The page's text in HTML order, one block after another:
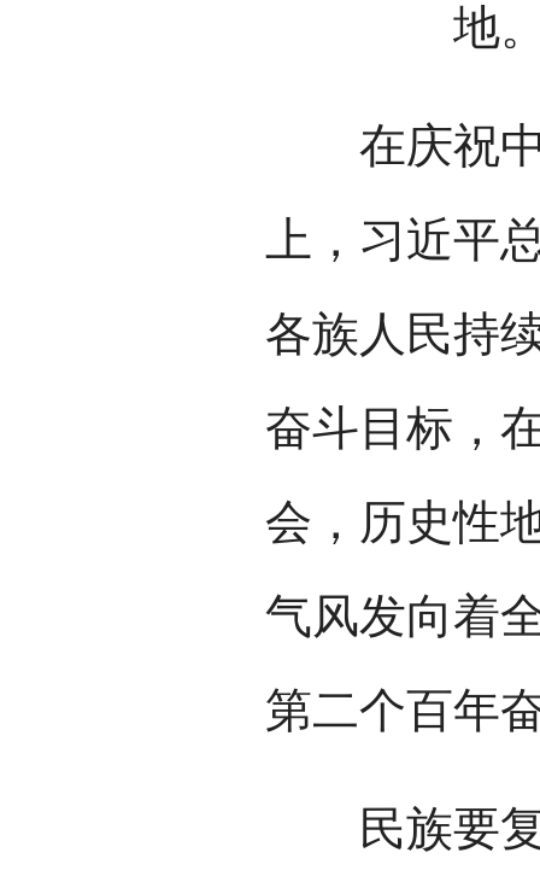
地
在庆祝中
上，习近平
各族人民持
奋斗目标，
会，历史性
气风发向着
第二个百年
民族要复